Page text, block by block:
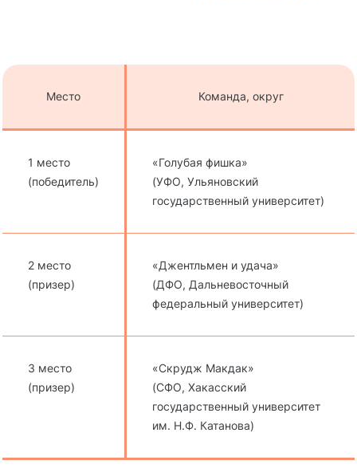
Место Команда, округ
1 место
(победитель)
«Голубая фишка»
(УФО, Ульяновский
государственный университет)
2 место
(призер)
«Джентльмен и удача»
(ДФО, Дальневосточный
федеральный университет)
3 место
(призер)
«Скрудж Макдак»
(СФО, Хакасский
государственный университет
им. Н.Ф. Катанова)